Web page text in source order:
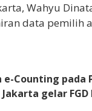
Wahyu
data pemilih
e-Counting pada
gelar FGD